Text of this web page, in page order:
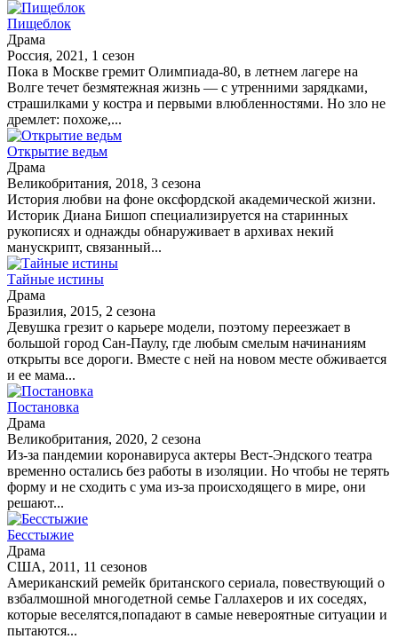
Пищеблок
Драма
Россия, 2021, 1 сезон
Пока в Москве гремит Олимпиада-80, в летнем лагере на
Волге течет безмятежная жизнь — с утренними зарядками,
страшилками у костра и первыми влюбленностями. Но зло не
дремлет: похоже,...
Открытие ведьм
Драма
Великобритания, 2018, 3 сезона
История любви на фоне оксфордской академической жизни.
Историк Диана Бишоп специализируется на старинных
рукописях и однажды обнаруживает в архивах некий
манускрипт, связанный...
Тайные истины
Драма
Бразилия, 2015, 2 сезона
Девушка грезит о карьере модели, поэтому переезжает в
большой город Сан-Паулу, где любым смелым начинаниям
открыты все дороги. Вместе с ней на новом месте обживается
и ее мама...
Постановка
Драма
Великобритания, 2020, 2 сезона
Из-за пандемии коронавируса актеры Вест-Эндского театра
временно остались без работы в изоляции. Но чтобы не терять
форму и не сходить с ума из-за происходящего в мире, они
решают...
Бесстыжие
Драма
США, 2011, 11 сезонов
Американский ремейк британского сериала, повествующий о
взбалмошной многодетной семье Галлахеров и их соседях,
которые веселятся,попадают в самые невероятные ситуации и
пытаются...